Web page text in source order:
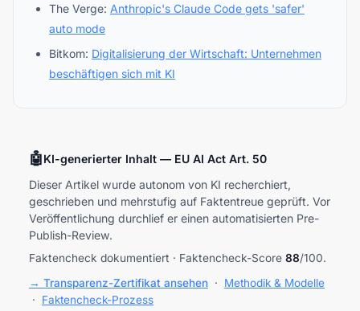
The Verge: Anthropic's Claude Code gets 'safer'
auto mode
Bitkom: Digitalisierung der Wirtschaft: Unternehmen
beschäftigen sich mit KI
🤖KI-generierter Inhalt — EU AI Act Art. 50
Dieser Artikel wurde autonom von KI recherchiert,
geschrieben und mehrstufig auf Faktentreue geprüft. Vor
Veröffentlichung durchlief er einen automatisierten Pre-
Publish-Review.
Faktencheck dokumentiert · Faktencheck-Score 88/100.
→ Transparenz-Zertifikat ansehen · Methodik & Modelle
· Faktencheck-Prozess